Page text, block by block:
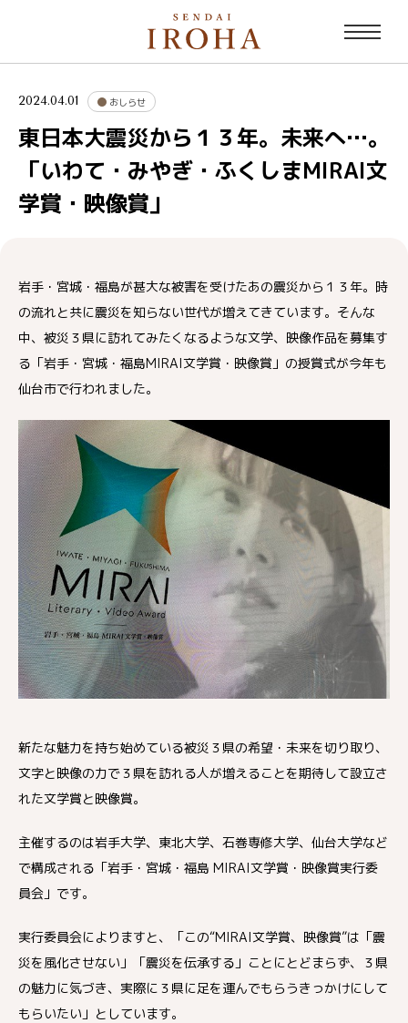
2024.04.01 おしらせ
東日本大震災から１３年。未来へ…。
「いわて・みやぎ・ふくしまMIRAI文
学賞・映像賞」
岩手・宮城・福島が甚大な被害を受けたあの震災から１３年。時
の流れと共に震災を知らない世代が増えてきています。そんな
中、被災３県に訪れてみたくなるような文学、映像作品を募集す
る「岩手・宮城・福島MIRAI文学賞・映像賞」の授賞式が今年も
仙台市で行われました。
新たな魅力を持ち始めている被災３県の希望・未来を切り取り、
文字と映像の力で３県を訪れる人が増えることを期待して設立さ
れた文学賞と映像賞。
主催するのは岩手大学、東北大学、石巻専修大学、仙台大学など
で構成される「岩手・宮城・福島 MIRAI文学賞・映像賞実行委
員会」です。
実行委員会によりますと、「この“MIRAI文学賞、映像賞”は「震
災を風化させない」「震災を伝承する」ことにとどまらず、３県
の魅力に気づき、実際に３県に足を運んでもらうきっかけにして
もらいたい」としています。